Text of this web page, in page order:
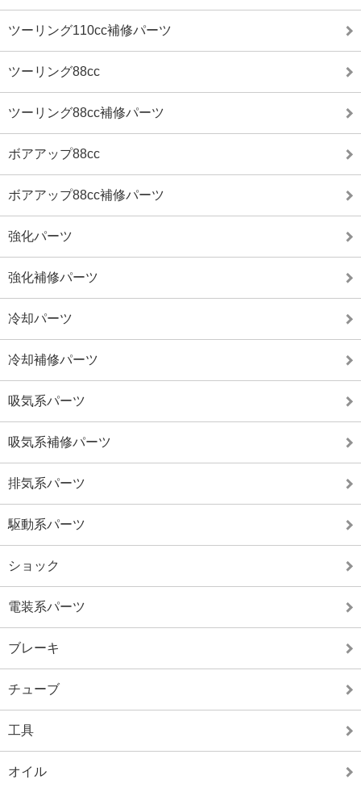
ツーリング110cc補修パーツ
ツーリング88cc
ツーリング88cc補修パーツ
ボアアップ88cc
ボアアップ88cc補修パーツ
強化パーツ
強化補修パーツ
冷却パーツ
冷却補修パーツ
吸気系パーツ
吸気系補修パーツ
排気系パーツ
駆動系パーツ
ショック
電装系パーツ
ブレーキ
チューブ
工具
オイル